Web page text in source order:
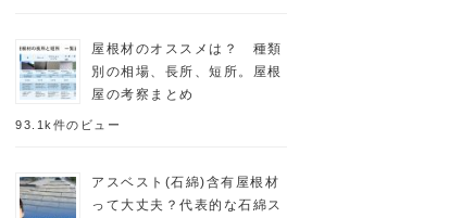
屋根材のオススメは？ 種類
別の相場、長所、短所。屋根
屋の考察まとめ
93.1k件のビュー
アスベスト(石綿)含有屋根材
って大丈夫？代表的な石綿ス